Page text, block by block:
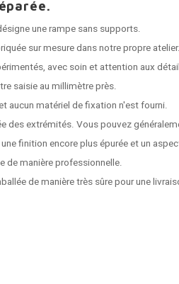
une rampe sans supports.
sur mesure dans notre propre atelier.
avec soin et attention aux
saisie au millimètre près.
aucun matériel de fixation n'est fourni.
des extrémités. Vous pouvez
finition encore plus épurée et un
de manière professionnelle.
de manière très sûre pour une